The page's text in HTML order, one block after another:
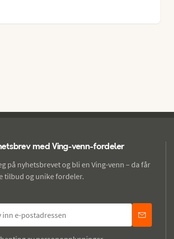
med Ving-venn-fordeler
på nyhetsbrevet og bli en Ving-venn – da får
tilbud og unike fordeler.